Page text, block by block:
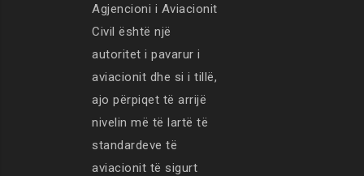
Agjencioni i Aviacionit
Civil është një
autoritet i pavarur i
aviacionit dhe si i tillë,
ajo përpiqet të arrijë
nivelin më të lartë të
standardeve të
aviacionit të sigurt